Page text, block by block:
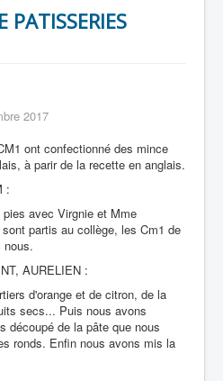
PATISSERIES
2017
ont confectionné des mince
à parir de la recette en anglais.
:
avec Virgnie et Mme
partis au collège, les Cm1 de
nous.
AURELIEN :
d'orange et de citron, de la
secs... Puis nous avons
découpé de la pâte que nous
ronds. Enfin nous avons mis la